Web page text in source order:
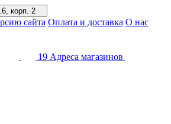
корп. 2
сайта Оплата и доставка О нас
19 Адреса магазинов